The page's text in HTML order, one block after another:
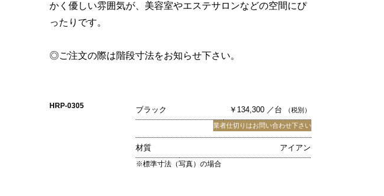
かく優しい雰囲気が、美容室やエステサロンなどの空間にぴ
ったりです。
◎ご注文の際は階段寸法をお知らせ下さい。
HRP-0305 ブラック ￥134,300 ／台 （税別）
業者仕切りはお問い合わせ下さい
材質 アイアン
※標準寸法（写真）の場合